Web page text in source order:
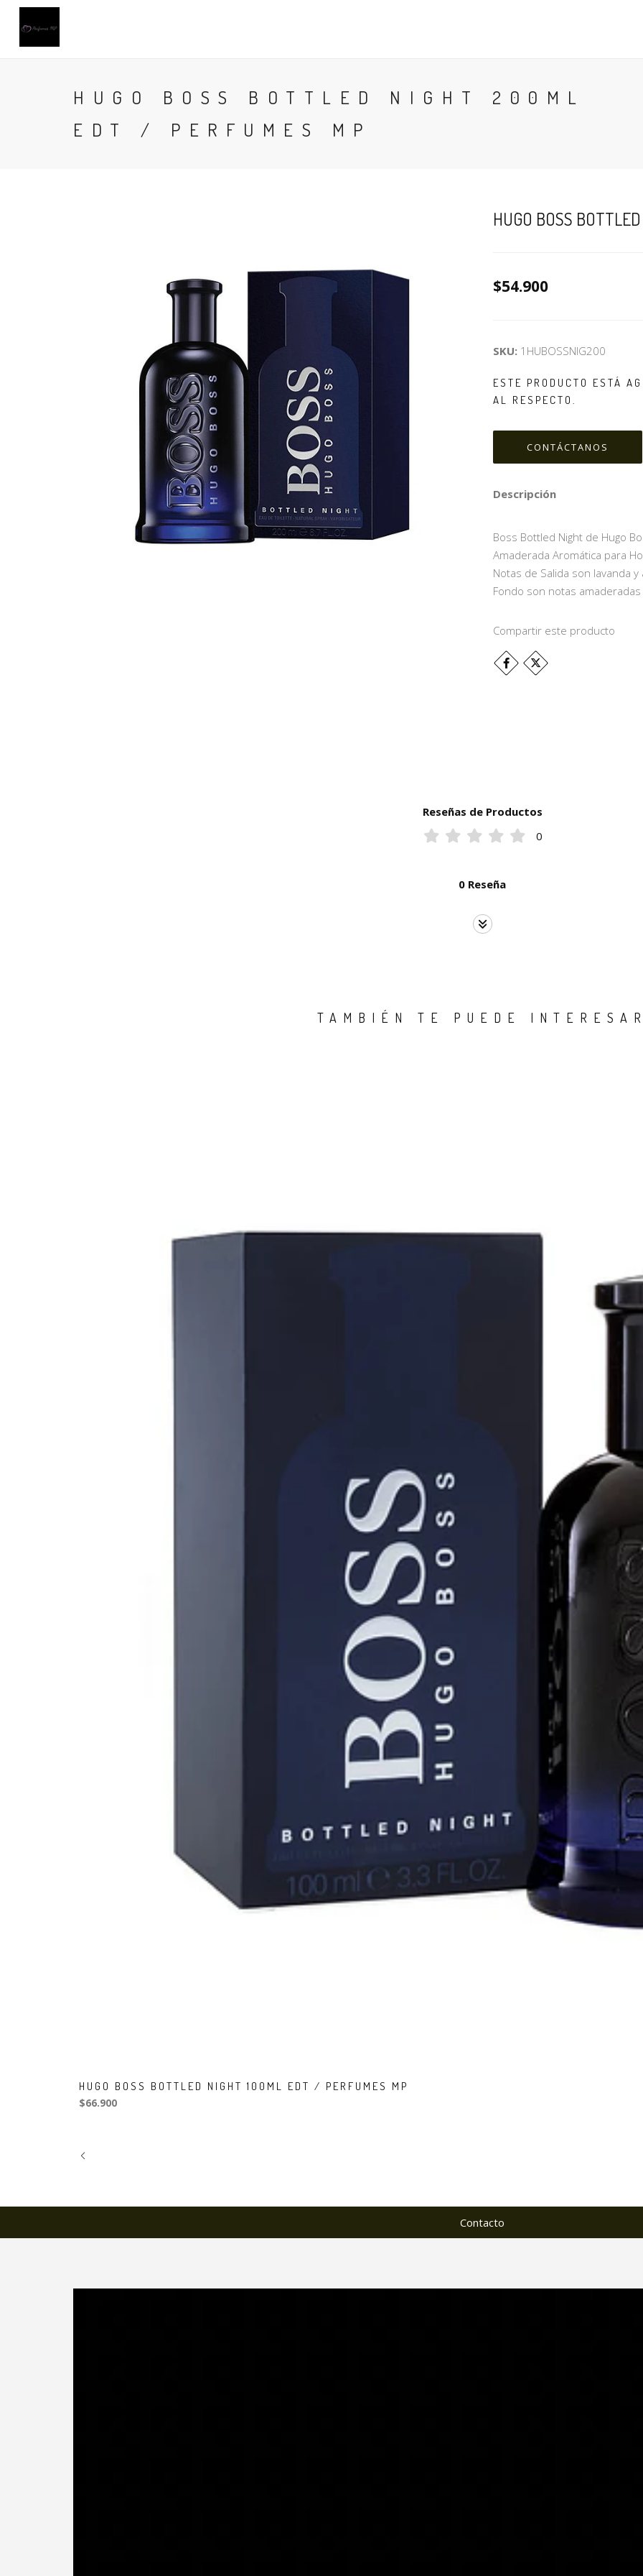
HUGO BOSS BOTTLED NIGHT 200ML
EDT / PERFUMES MP
HUGO BOSS
$54.900
SKU: 1HUBOSSNIG200
ESTE PRODUCTO ESTÁ
AL RESPECTO.
CONTÁCTANOS
Descripción
Boss Bottled Night de Hugo
Amaderada Aromática para
Notas de Salida son lavanda
Fondo son notas amaderadas
Compartir este producto
Reseñas de Productos
0
0 Reseña
TAMBIÉN TE PUEDE
HUGO BOSS BOTTLED NIGHT 100ML EDT / PERFUMES MP
$66.900
Contacto